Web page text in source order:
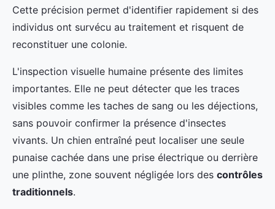
Cette précision permet d'identifier rapidement si des
individus ont survécu au traitement et risquent de
reconstituer une colonie.
L'inspection visuelle humaine présente des limites
importantes. Elle ne peut détecter que les traces
visibles comme les taches de sang ou les déjections,
sans pouvoir confirmer la présence d'insectes
vivants. Un chien entraîné peut localiser une seule
punaise cachée dans une prise électrique ou derrière
une plinthe, zone souvent négligée lors des contrôles
traditionnels.